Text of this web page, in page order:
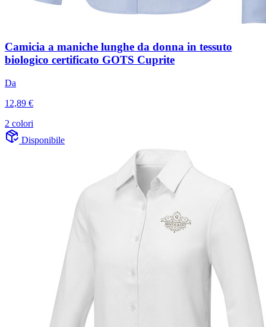
Camicia a maniche lunghe da donna in tessuto
biologico certificato GOTS Cuprite
Da
12,89 €
2 colori
Disponibile